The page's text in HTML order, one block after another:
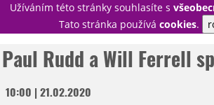
Užíváním této stránky souhlasíte s
Tato stránka používá cookies.
Paul Rudd a Will Ferrell
10:00 | 21.02.2020